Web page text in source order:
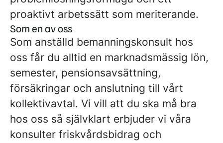
proaktivt arbetssätt som meriterande.
Som en av oss
Som anställd bemanningskonsult hos
oss får du alltid en marknadsmässig lön,
semester, pensionsavsättning,
försäkringar och anslutning till vårt
kollektivavtal. Vi vill att du ska må bra
hos oss så självklart erbjuder vi våra
konsulter friskvårdsbidrag och